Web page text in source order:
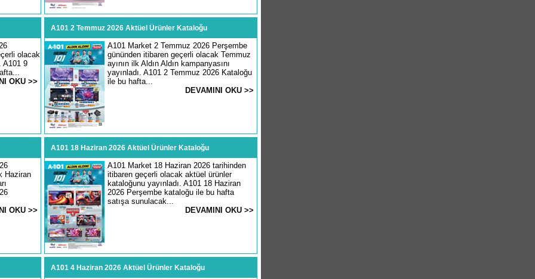
olacak
A101 9
OKU >>
A101 2 Temmuz 2026 Aktüel Ürünler Kataloğu
A101 Market 2 Temmuz 2026 Perşembe
gününden itibaren geçerli olacak Temmuz
ayının ilk Aldın Aldın kampanyasını
yayınladı. A101 2 Temmuz 2026 Kataloğu
ile bu hafta...
DEVAMINI OKU >>
Haziran
OKU >>
A101 18 Haziran 2026 Aktüel Ürünler Kataloğu
A101 Market 18 Haziran 2026 tarihinden
itibaren geçerli olacak aktüel ürünler
kataloğunu yayınladı. A101 18 Haziran
2026 Perşembe kataloğu ile bu hafta
satışa sunulacak...
DEVAMINI OKU >>
A101 4 Haziran 2026 Aktüel Ürünler Kataloğu